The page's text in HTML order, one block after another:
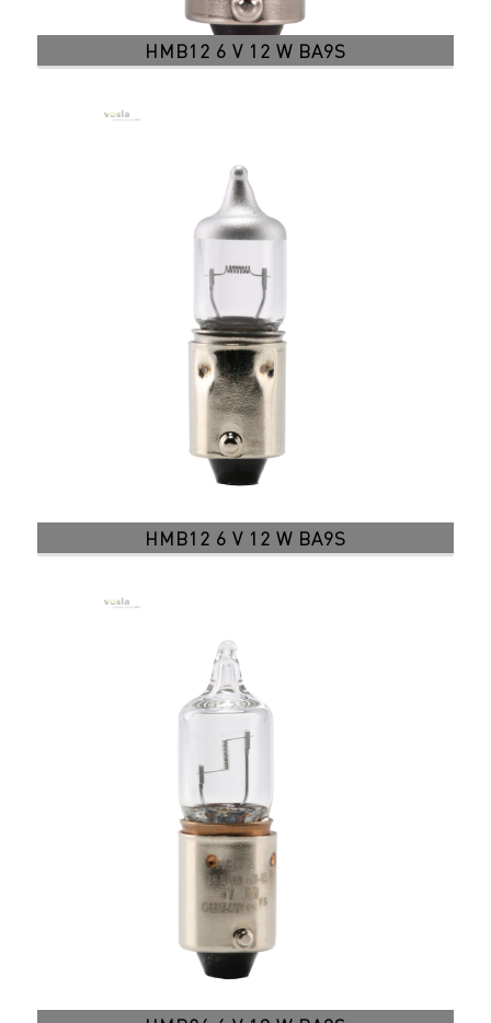
HMB12 6 V 12 W BA9S
HMB12 6 V 12 W BA9S